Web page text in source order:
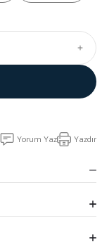
Yorum Yaz Yazdır